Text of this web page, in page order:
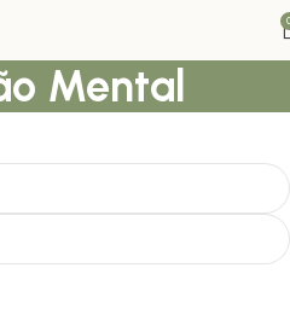
Mental